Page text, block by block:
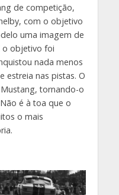
de competição,
com o objetivo
uma imagem de
o objetivo foi
nada menos
estreia nas pistas. O
tornando-o
é à toa que o
o mais